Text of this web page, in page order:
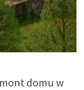
domu w